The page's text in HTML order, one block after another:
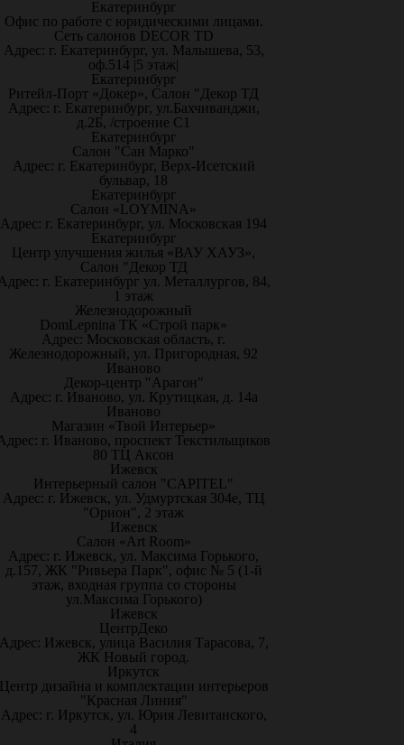
Екатеринбург
Офис по работе с юридическими лицами.
Сеть салонов DECOR TD
Адрес: г. Екатеринбург, ул. Малышева, 53,
оф.514 |5 этаж|
Екатеринбург
Ритейл-Порт «Докер», Салон "Декор ТД
Адрес: г. Екатеринбург, ул.Бахчиванджи,
д.2Б, /строение С1
Екатеринбург
Салон "Сан Марко"
Адрес: г. Екатеринбург, Верх-Исетский
бульвар, 18
Екатеринбург
Салон «LOYMINA»
Адрес: г. Екатеринбург, ул. Московская 194
Екатеринбург
Центр улучшения жилья «ВАУ ХАУЗ»,
Салон "Декор ТД
г. Екатеринбург ул. Металлургов, 84,
1 этаж
Железнодорожный
DomLepnina ТК «Строй парк»
Адрес: Московская область, г.
Железнодорожный, ул. Пригородная, 92
Иваново
Декор-центр "Арагон"
Адрес: г. Иваново, ул. Крутицкая, д. 14а
Иваново
Магазин «Твой Интерьер»
г. Иваново, проспект Текстильщиков
80 ТЦ Аксон
Ижевск
Интерьерный салон "CAPITEL"
Адрес: г. Ижевск, ул. Удмуртская 304е, ТЦ
"Орион", 2 этаж
Ижевск
Салон «Art Room»
Адрес: г. Ижевск, ул. Максима Горького,
д.157, ЖК "Ривьера Парк", офис № 5 (1-й
этаж, входная группа со стороны
ул.Максима Горького)
Ижевск
ЦентрДеко
Ижевск, улица Василия Тарасова, 7,
ЖК Новый город.
Иркутск
дизайна и комплектации интерьеров
"Красная Линия"
Адрес: г. Иркутск, ул. Юрия Левитанского,
4